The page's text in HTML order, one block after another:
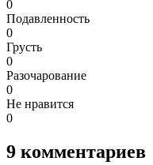
0
Подавленность
0
Грусть
0
Разочарование
0
Не нравится
0
9 комментариев